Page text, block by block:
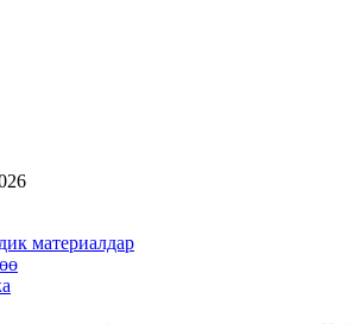
материалдар